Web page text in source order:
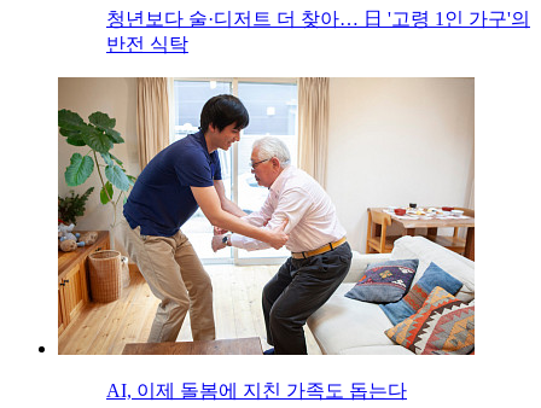
청년보다 술·디저트 더 찾아… 日 '고령 1인 가구'의
반전 식탁
AI, 이제 돌봄에 지친 가족도 돕는다